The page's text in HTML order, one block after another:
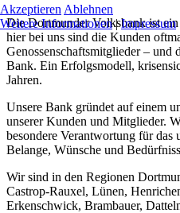
Die Dortmunder Volksbank ist
hier bei uns sind die Kunden
Genossenschaftsmitglieder – und
Bank. Ein Erfolgsmodell,
Jahren.
Unsere Bank gründet auf einem
unserer Kunden und Mitglieder.
besondere Verantwortung für
Belange, Wünsche und
Wir sind in den Regionen
Castrop-Rauxel, Lünen,
Erkenschwick, Brambauer,
Akzeptieren Ablehnen
Weitere Informationen|Impressum